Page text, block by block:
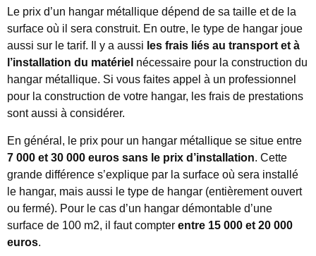
Le prix d’un hangar métallique dépend de sa taille et de la
surface où il sera construit. En outre, le type de hangar joue
aussi sur le tarif. Il y a aussi les frais liés au transport et à
l’installation du matériel nécessaire pour la construction du
hangar métallique. Si vous faites appel à un professionnel
pour la construction de votre hangar, les frais de prestations
sont aussi à considérer.
En général, le prix pour un hangar métallique se situe entre
7 000 et 30 000 euros sans le prix d’installation. Cette
grande différence s’explique par la surface où sera installé
le hangar, mais aussi le type de hangar (entièrement ouvert
ou fermé). Pour le cas d’un hangar démontable d’une
surface de 100 m2, il faut compter entre 15 000 et 20 000
euros.